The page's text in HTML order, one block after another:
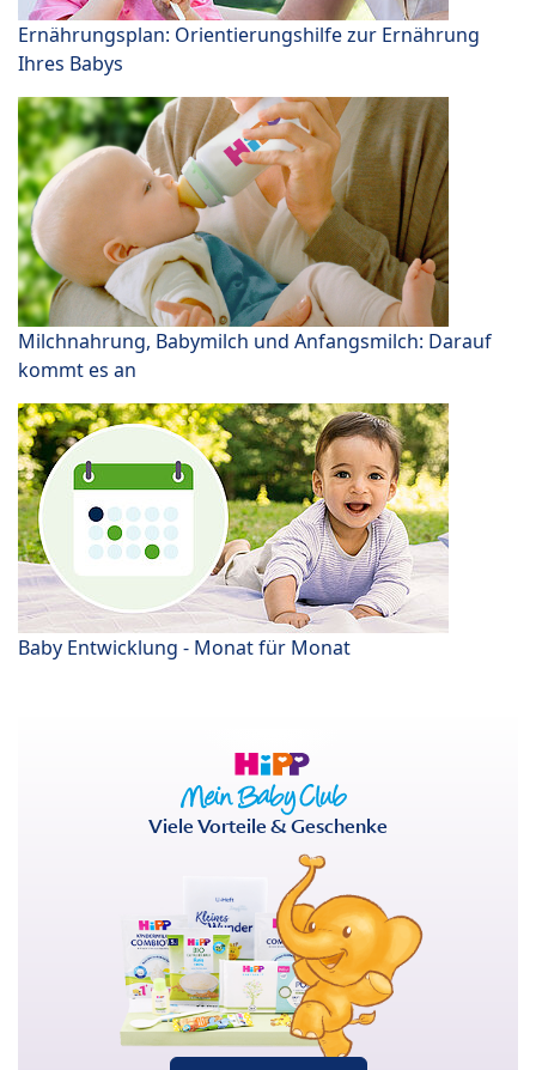
Ernährungsplan: Orientierungshilfe zur Ernährung
Ihres Babys
Milchnahrung, Babymilch und Anfangsmilch: Darauf
kommt es an
Baby Entwicklung - Monat für Monat
Viele Vorteile & Geschenke